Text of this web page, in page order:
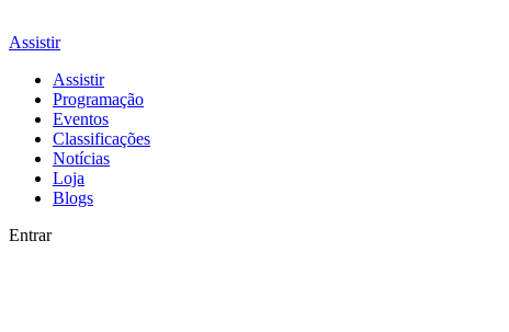
Assistir
Assistir
Programação
Eventos
Classificações
Notícias
Loja
Blogs
Entrar